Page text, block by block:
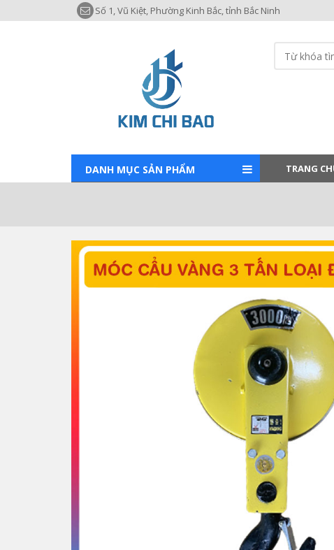
Số 1, Vũ Kiệt, Phường Kinh Bắc, tỉnh Bắc Ninh
DANH MỤC SẢN PHẨM TRANG